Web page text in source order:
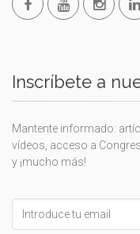
Inscríbete a
Mantente informado:
vídeos, acceso a
y ¡mucho más!
this
field